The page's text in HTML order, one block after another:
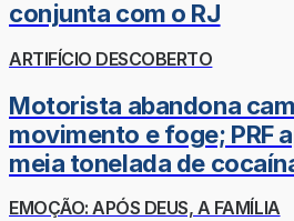
conjunta com o RJ
ARTIFÍCIO DESCOBERTO
Motorista abandona
movimento e foge; PRF
meia tonelada de
EMOÇÃO: APÓS DEUS, A FAMÍLIA